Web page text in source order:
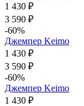
1 430 ₽
3 590 ₽
-60%
Джемпер Keimo
1 430 ₽
3 590 ₽
-60%
Джемпер Keimo
1 430 ₽